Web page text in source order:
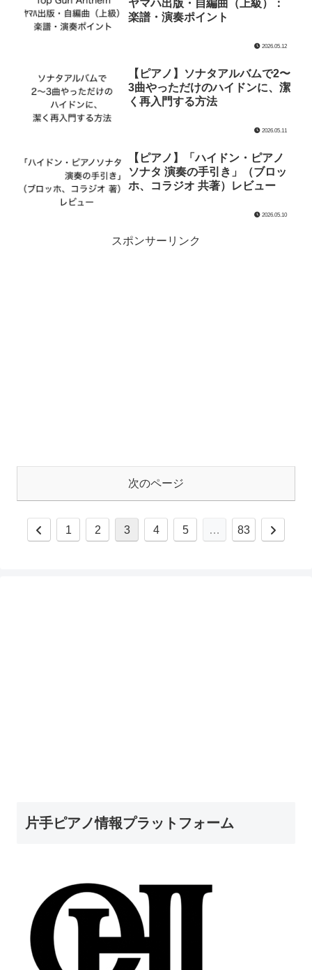
ヤマハ出版・自編曲（上級）：
楽譜・演奏ポイント
2026.05.12
【ピアノ】ソナタアルバムで2〜
3曲やっただけのハイドンに、潔
く再入門する方法
2026.05.11
【ピアノ】「ハイドン・ピアノ
ソナタ 演奏の手引き」（ブロッ
ホ、コラジオ 共著）レビュー
2026.05.10
スポンサーリンク
次のページ
1 2 3 4 5 … 83
片手ピアノ情報プラットフォーム